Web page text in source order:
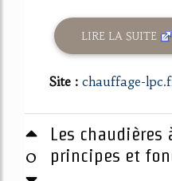
LIRE LA SUITE
Site : chauffage-
0
Les chaudières
principes et